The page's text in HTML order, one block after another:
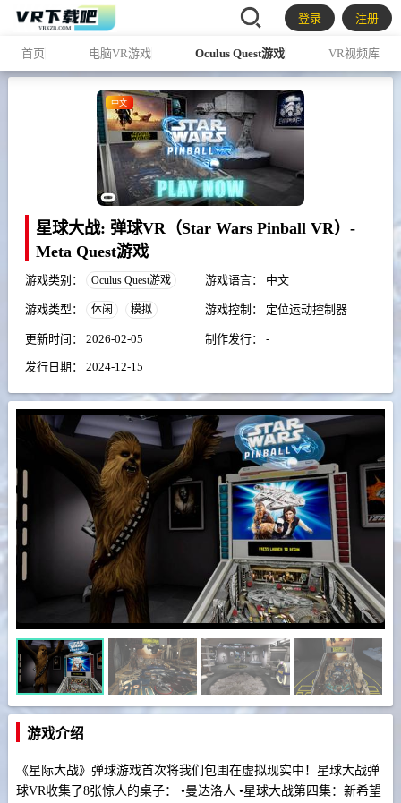
登录 注册
首页 电脑VR游戏 Oculus Quest游戏 VR视频库
中文
星球大战: 弹球VR（Star Wars Pinball VR）-
Meta Quest游戏
游戏类别： Oculus Quest游戏 游戏语言： 中文
游戏类型： 休闲 模拟 游戏控制： 定位运动控制器
更新时间： 2026-02-05 制作发行： -
发行日期： 2024-12-15
游戏介绍
《星际大战》弹球游戏首次将我们包围在虚拟现实中！星球大战弹
球VR收集了8张惊人的桌子： •曼达洛人 •星球大战第四集：新希望